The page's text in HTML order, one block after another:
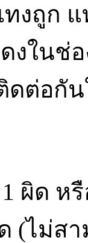
งถูก
งในช่
ดต่อกั
ผิด ห
(ไม่ส